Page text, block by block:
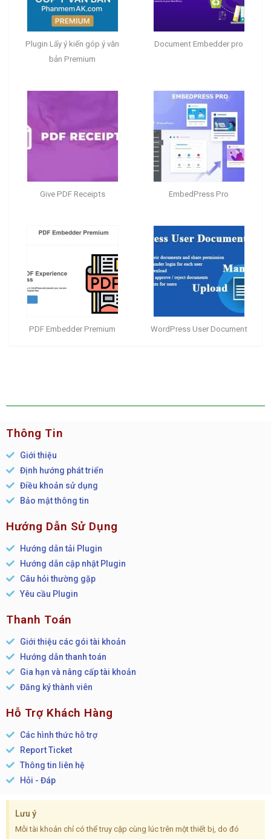
Plugin Lấy ý kiến góp ý văn
bản Premium
Document Embedder pro
Give PDF Receipts EmbedPress Pro
PDF Embedder Premium WordPress User Document
Thông Tin
Giới thiệu
Định hướng phát triển
Điều khoản sử dụng
Bảo mật thông tin
Hướng Dẫn Sử Dụng
Hướng dẫn tải Plugin
Hướng dẫn cập nhật Plugin
Câu hỏi thường gặp
Yêu cầu Plugin
Thanh Toán
Giới thiệu các gói tài khoản
Hướng dẫn thanh toán
Gia hạn và nâng cấp tài khoản
Đăng ký thành viên
Hỗ Trợ Khách Hàng
Các hình thức hỗ trợ
Report Ticket
Thông tin liên hệ
Hỏi - Đáp
Lưu ý
Mỗi tài khoản chỉ có thể truy cập cùng lúc trên một thiết bị, do đó